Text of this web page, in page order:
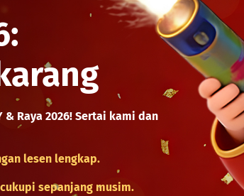
Raya 2026! Sertai kami dan
lesen lengkap.
sepanjang musim.